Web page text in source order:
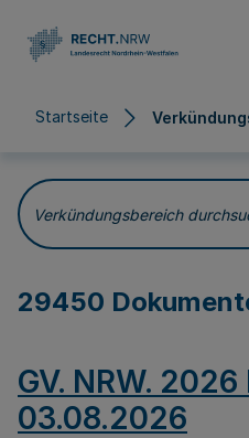
Startseite
Verkündungsbereich
29450
GV. NRW.
03.08.2026